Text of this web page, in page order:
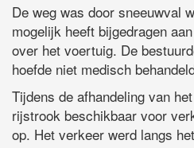
De weg was door sneeuwval
mogelijk heeft bijgedragen
over het voertuig. De
hoefde niet medisch
Tijdens de afhandeling van
rijstrook beschikbaar voor
op. Het verkeer werd langs